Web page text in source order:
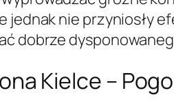
jednak nie przyniosły
dobrze
Kielce –